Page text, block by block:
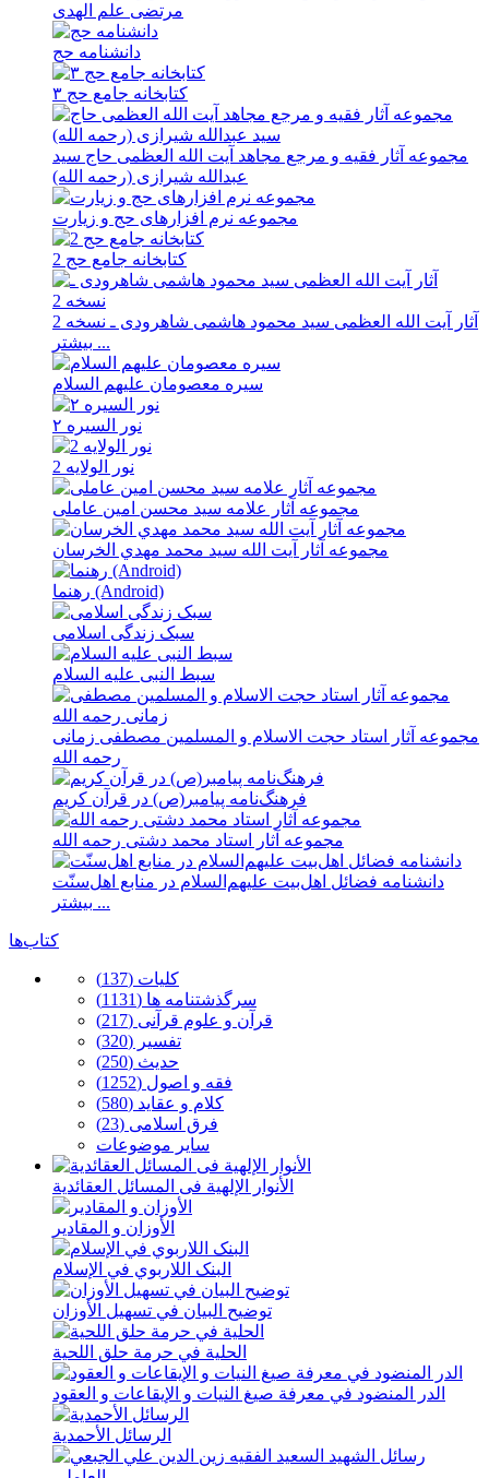
مرتضی علم‌ الهدی
دانشنامه حج
کتابخانه جامع حج ۳
مجموعه آثار فقیه و مرجع مجاهد آیت الله العظمی حاج سید
عبدالله شیرازی (رحمه الله)
مجموعه نرم افزارهای حج و زیارت
کتابخانه جامع حج 2
آثار آیت الله العظمی سید محمود هاشمی شاهرودی ـ نسخه 2
بیشتر ...
سیره معصومان علیهم السلام
نور السیره ۲
نور الولایه 2
مجموعه آثار علامه سید محسن امین عاملی
مجموعه آثار آيت الله سيد محمد مهدي الخرسان
رهنما (Android)
سبک زندگى اسلامى
سبط النبی علیه السلام
مجموعه آثار استاد حجت الاسلام و المسلمین مصطفی زمانی
رحمه الله
فرهنگ‌نامه پیامبر(ص) در قرآن کریم
مجموعه آثار استاد محمد دشتی رحمه الله
دانشنامه فضائل اهل‌بیت علیهم‌السلام در منابع اهل‌‌سنّت
بیشتر ...
کتاب‌ها
كلیات (137)
سرگذشتنامه ها (1131)
قرآن و علوم قرآنی (217)
تفسیر (320)
حدیث (250)
فقه و اصول (1252)
كلام و عقاید (580)
فرق اسلامی (23)
سایر موضوعات
الأنوار الإلهیة فی المسائل العقائدیة
الأوزان و المقادیر
البنک اللاربوي في الإسلام
توضیح البیان في تسهیل الأوزان
الحلیة في حرمة حلق اللحیة
الدر المنضود في معرفة صیغ النیات و الإیقاعات و العقود
الرسائل الأحمدیة